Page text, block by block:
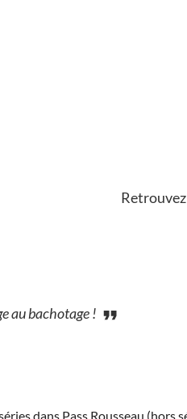
au bachotage !
dans Pass Rousseau